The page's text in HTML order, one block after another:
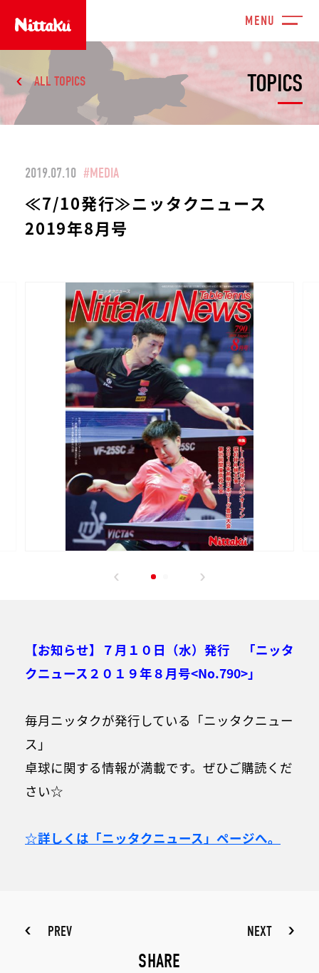
TOPICS
ALL TOPICS
2019.07.10 #MEDIA
≪7/10発行≫ニッタクニュース
2019年8月号
【お知らせ】７月１０日（水）発行 「ニッタ
クニュース２０１９年８月号<No.790>」
毎月ニッタクが発行している「ニッタクニュー
ス」
卓球に関する情報が満載です。ぜひご購読くだ
さい☆
☆詳しくは「ニッタクニュース」ページへ。
PREV NEXT
SHARE